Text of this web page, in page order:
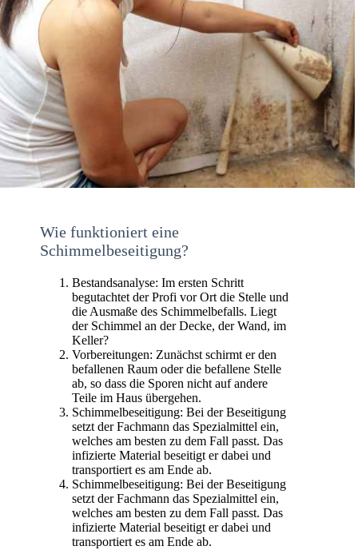
Wie funktioniert eine
Schimmelbeseitigung?
Bestandsanalyse: Im ersten Schritt
begutachtet der Profi vor Ort die Stelle und
die Ausmaße des Schimmelbefalls. Liegt
der Schimmel an der Decke, der Wand, im
Keller?
Vorbereitungen: Zunächst schirmt er den
befallenen Raum oder die befallene Stelle
ab, so dass die Sporen nicht auf andere
Teile im Haus übergehen.
Schimmelbeseitigung: Bei der Beseitigung
setzt der Fachmann das Spezialmittel ein,
welches am besten zu dem Fall passt. Das
infizierte Material beseitigt er dabei und
transportiert es am Ende ab.
Schimmelbeseitigung: Bei der Beseitigung
setzt der Fachmann das Spezialmittel ein,
welches am besten zu dem Fall passt. Das
infizierte Material beseitigt er dabei und
transportiert es am Ende ab.